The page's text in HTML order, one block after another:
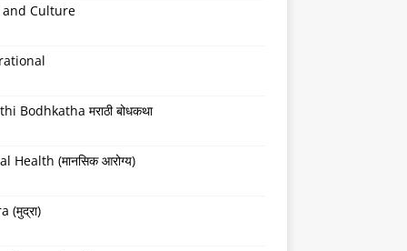
Culture
Bodhkatha मराठी बोधकथा
Health (मानसिक आरोग्य)
(मुद्रा)